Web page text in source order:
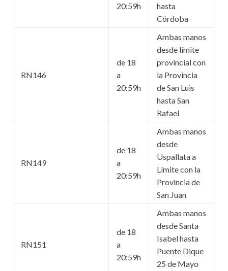
20:59h
hasta
Córdoba
RN146
de 18
a
20:59h
Ambas manos
desde límite
provincial con
la Provincia
de San Luis
hasta San
Rafael
RN149
de 18
a
20:59h
Ambas manos
desde
Uspallata a
Límite con la
Provincia de
San Juan
RN151
de 18
a
20:59h
Ambas manos
desde Santa
Isabel hasta
Puente Dique
25 de Mayo